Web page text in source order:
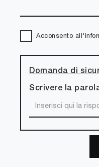
Acconsento
Domanda di
Scrivere la